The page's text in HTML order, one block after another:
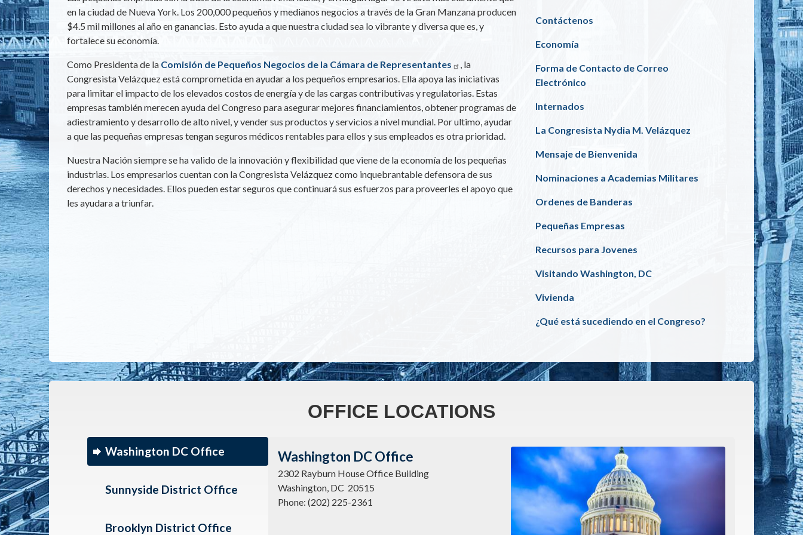
en la ciudad de Nueva York. Los 200,000 pequeños y medianos negocios a través de la Gran Manzana producen
$4.5 mil millones al año en ganancias. Esto ayuda a que nuestra ciudad sea lo vibrante y diversa que es, y
fortalece su economía.
Como Presidenta de la Comisión de Pequeños Negocios de la Cámara de Representantes
, la
Congresista Velázquez está comprometida en ayudar a los pequeños empresarios. Ella apoya las iniciativas
para limitar el impacto de los elevados costos de energía y de las cargas contributivas y regulatorias. Estas
empresas también merecen ayuda del Congreso para asegurar mejores financiamientos, obtener programas de
adiestramiento y desarrollo de alto nivel, y vender sus productos y servicios a nivel mundial. Por ultimo, ayudar
a que las pequeñas empresas tengan seguros médicos rentables para ellos y sus empleados es otra prioridad.
Nuestra Nación siempre se ha valido de la innovación y flexibilidad que viene de la economía de los pequeñas
industrias. Los empresarios cuentan con la Congresista Velázquez como inquebrantable defensora de sus
derechos y necesidades. Ellos pueden estar seguros que continuará sus esfuerzos para proveerles el apoyo que
les ayudara a triunfar.
Contáctenos
Economía
Forma de Contacto de Correo
Electrónico
Internados
La Congresista Nydia M. Velázquez
Mensaje de Bienvenida
Nominaciones a Academias Militares
Ordenes de Banderas
Pequeñas Empresas
Recursos para Jovenes
Visitando Washington, DC
Vivienda
¿Qué está sucediendo en el Congreso?
OFFICE LOCATIONS
Washington DC Office
Sunnyside District Office
Brooklyn District Office
Image
Washington DC Office
2302 Rayburn House Office Building
Washington, DC 20515
Phone: (202) 225-2361